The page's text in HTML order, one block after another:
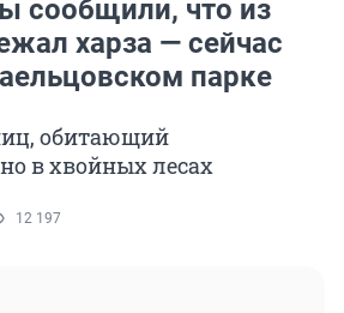
сообщили, что из
харза — сейчас
парке
обитающий
в хвойных лесах
12 197